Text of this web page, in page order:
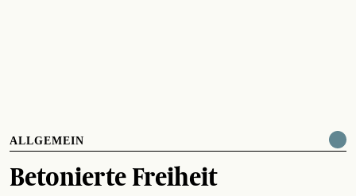
ALLGEMEIN
Betonierte Freiheit